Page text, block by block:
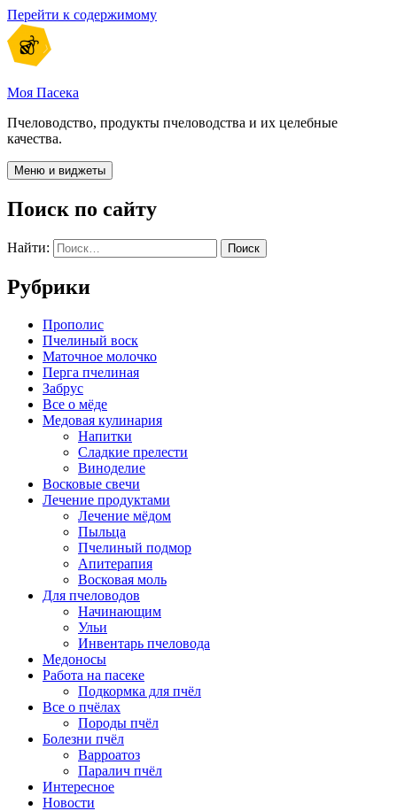
Перейти к содержимому
Моя Пасека
Пчеловодство, продукты пчеловодства и их целебные
качества.
Меню и виджеты
Поиск по сайту
Найти:
Рубрики
Прополис
Пчелиный воск
Маточное молочко
Перга пчелиная
Забрус
Все о мёде
Медовая кулинария
Напитки
Сладкие прелести
Виноделие
Восковые свечи
Лечение продуктами
Лечение мёдом
Пыльца
Пчелиный подмор
Апитерапия
Восковая моль
Для пчеловодов
Начинающим
Ульи
Инвентарь пчеловода
Медоносы
Работа на пасеке
Подкормка для пчёл
Все о пчёлах
Породы пчёл
Болезни пчёл
Варроатоз
Паралич пчёл
Интересное
Новости